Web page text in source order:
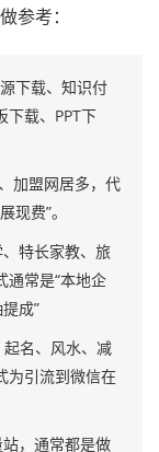
考：
下载、知识付
下载、PPT下
加盟网居多，代
费”。
特长家教、旅
通常是“本地企
成”
起名、风水、减
为引流到微信在
，通常都是做